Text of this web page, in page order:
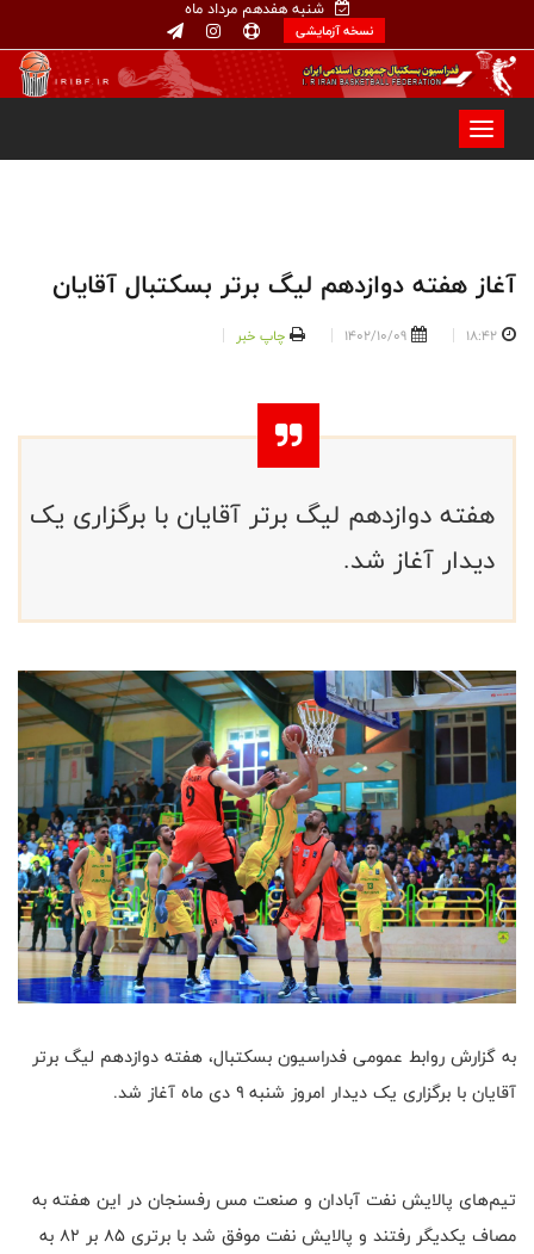
شنبه هفدهم مرداد ماه
نسخه آزمایشی
آغاز هفته دوازدهم لیگ برتر بسکتبال آقایان
18:42
1402/10/09 چاپ خبر
هفته دوازدهم لیگ برتر آقایان با برگزاری یک
دیدار آغاز شد.
به گزارش روابط عمومی فدراسیون بسکتبال، هفته دوازدهم لیگ برتر
آقایان با برگزاری یک دیدار امروز شنبه ۹ دی ماه آغاز شد.
تیم‌های پالایش نفت آبادان و صنعت مس رفسنجان در این هفته به
مصاف یکدیگر رفتند و پالایش نفت موفق شد با برتری ۸۵ بر ۸۲ به